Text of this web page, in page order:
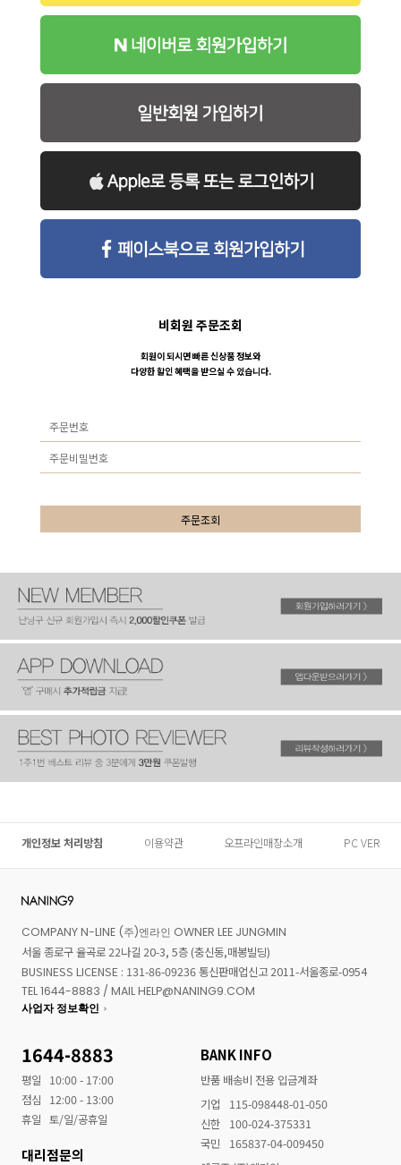
비회원 주문조회
회원이 되시면 빠른 신상품 정보와
다양한 할인 혜택을 받으실 수 있습니다.
주문조회
개인정보 처리방침 이용약관 오프라인매장소개 PC VER
COMPANY N-LINE (주)엔라인 OWNER LEE JUNGMIN
서울 종로구 율곡로 22나길 20-3, 5층 (충신동,매봉빌딩)
BUSINESS LICENSE : 131-86-09236 통신판매업신고 2011-서울종로-0954
TEL 1644-8883 / MAIL HELP@NANING9.COM
사업자 정보확인
1644-8883
평일
10:00 - 17:00
점심
12:00 - 13:00
휴일 토/일/공휴일
대리점문의
BANK INFO
반품 배송비 전용 입금계좌
기업
115-098448-01-050
신한
100-024-375331
국민
165837-04-009450